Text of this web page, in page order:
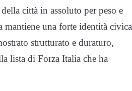
città in assoluto per peso e
una forte identità civica
strutturato e duraturo,
lista di Forza Italia che ha